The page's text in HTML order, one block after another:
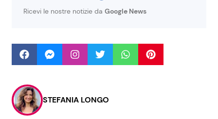
Seguici
Info
Chi siamo
Disclaimer e Privacy
Ricevi le nostre notizie da Google News
STEFANIA LONGO